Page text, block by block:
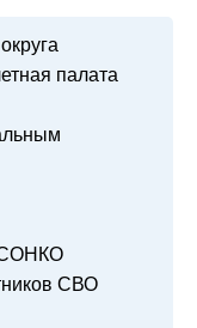
палата
СВО